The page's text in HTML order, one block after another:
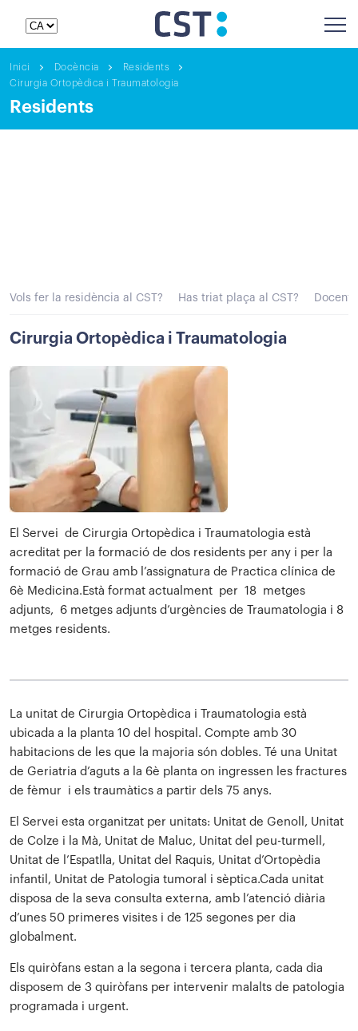
Inici Docència
Residents
Cirurgia Ortopèdica i Traumatologia
Residents
Vols fer la residència al CST? Has triat plaça al CST?
Cirurgia Ortopèdica i Traumatologia
El Servei de Cirurgia Ortopèdica i Traumatologia està
acreditat per la formació de dos residents per any i per la
formació de Grau amb l’assignatura de Practica clínica de
6è Medicina.Està format actualment per 18 metges
adjunts, 6 metges adjunts d’urgències de Traumatologia i 8
metges residents.
La unitat de Cirurgia Ortopèdica i Traumatologia està
ubicada a la planta 10 del hospital. Compte amb 30
habitacions de les que la majoria són dobles. Té una Unitat
de Geriatria d’aguts a la 6è planta on ingressen les fractures
de fèmur i els traumàtics a partir dels 75 anys.
El Servei esta organitzat per unitats: Unitat de Genoll, Unitat
de Colze i la Mà, Unitat de Maluc, Unitat del peu-turmell,
Unitat de l’Espatlla, Unitat del Raquis, Unitat d’Ortopèdia
infantil, Unitat de Patologia tumoral i sèptica.Cada unitat
disposa de la seva consulta externa, amb l’atenció diària
d’unes 50 primeres visites i de 125 segones per dia
globalment.
Els quiròfans estan a la segona i tercera planta, cada dia
disposem de 3 quiròfans per intervenir malalts de patologia
programada i urgent.